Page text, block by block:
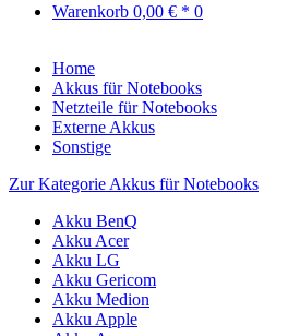
Warenkorb 0,00 € * 0
Home
Akkus für Notebooks
Netzteile für Notebooks
Externe Akkus
Sonstige
Zur Kategorie Akkus für Notebooks
Akku BenQ
Akku Acer
Akku LG
Akku Gericom
Akku Medion
Akku Apple